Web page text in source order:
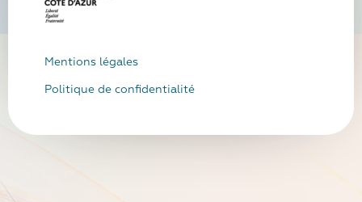
Mentions légales
Politique de confidentialité